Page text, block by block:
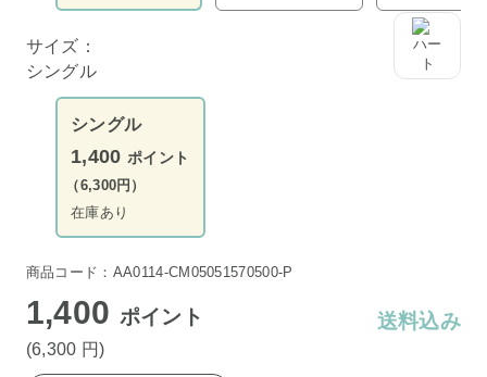
サイズ：
シングル
シングル
1,400 ポイント
（6,300円）
在庫あり
商品コード：AA0114-CM05051570500-P
1,400 ポイント
(6,300 円)
送料込み